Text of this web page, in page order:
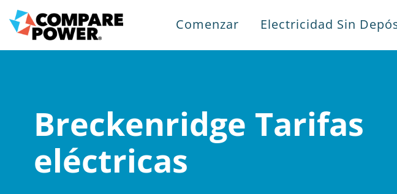
Comenzar Electricidad Sin
Breckenridge Tarifas
eléctricas